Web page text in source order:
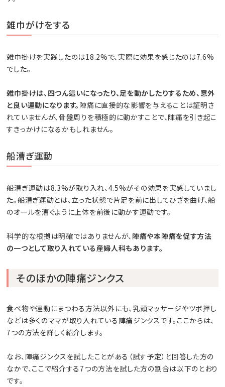
雑巾がけをする
雑巾掛けを実践したのは18.2%で、実際に効果を感じたのは7.6%
でした。
雑巾掛けは、四つん這いになったり、足を動かしたりするため、意外
と良い運動になります。 陣痛に直接的な影響を与えることは証明さ
れていませんが、骨盤周りを積極的に動かすことで、陣痛を引き起こ
すきっかけになるかもしれません。
船漕ぎ運動
船漕ぎ運動は8.3%が取り入れ、4.5%がその効果を実感していまし
た。船漕ぎ運動とは、立った状態で片足を前に出してひざを曲げ、船
のオールを漕ぐように上体を前後に動かす運動です。
科学的な根拠は明確ではありませんが、 陣痛や本陣痛を促す方法
の一つとして取り入れている産婦人科もあります。
そのほかの陣痛ジンクス
食べ物や運動にまつわる方法以外にも、乳頭マッサージやツボ押し
などは多くのママが取り入れている陣痛ジンクスです。ここからは、
7つの方法を詳しく紹介します。
なお、陣痛ジンクスを試したことがある（試す予定）と回答した方の
なかで、ここで紹介する7つの方法を試した方の割合は以下のとおり
です。